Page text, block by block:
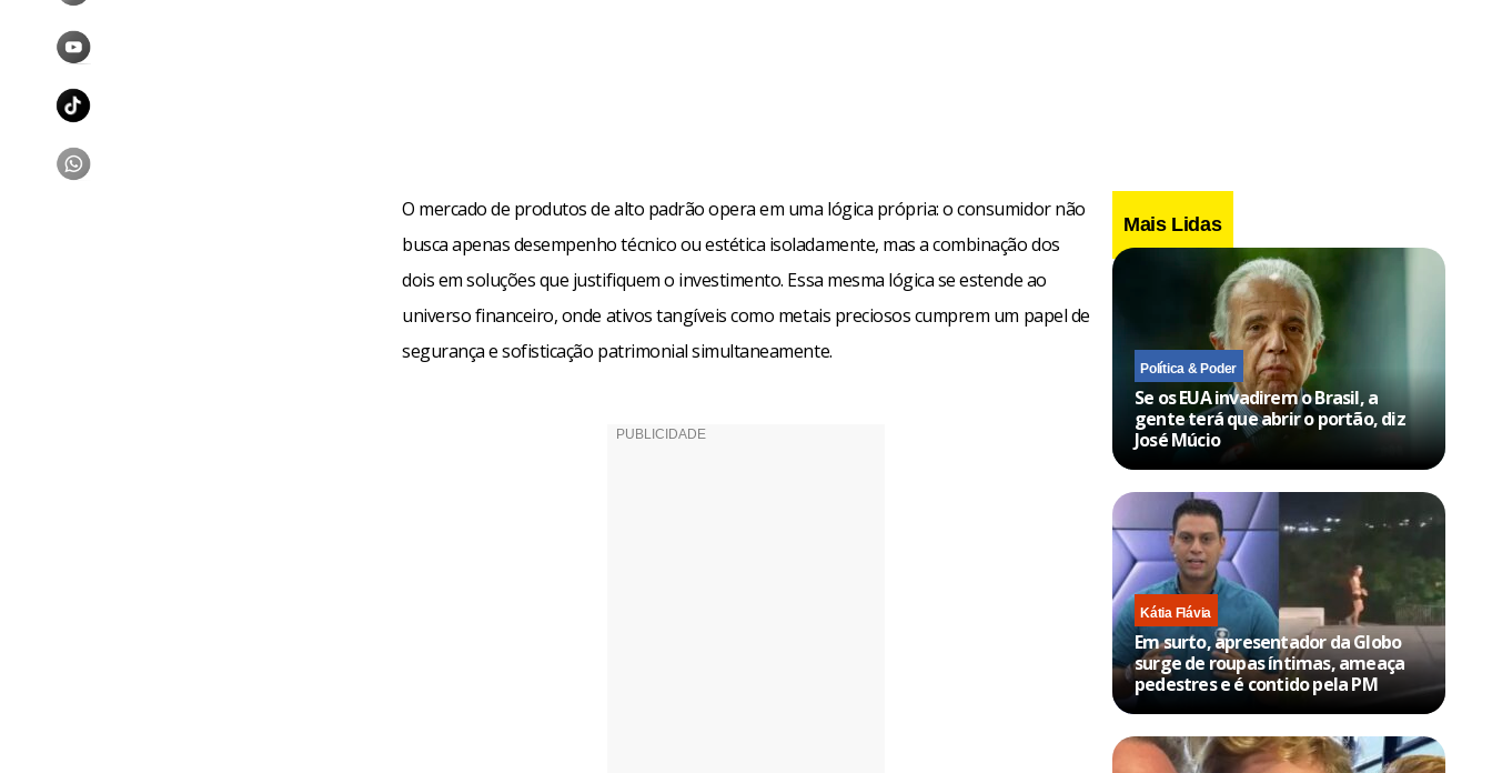
O mercado de produtos de alto padrão opera em uma lógica própria: o consumidor não
busca apenas desempenho técnico ou estética isoladamente, mas a combinação dos
dois em soluções que justifiquem o investimento. Essa mesma lógica se estende ao
universo financeiro, onde ativos tangíveis como metais preciosos cumprem um papel de
segurança e sofisticação patrimonial simultaneamente.
Mais Lidas
Política & Poder
Se os EUA invadirem o Brasil, a
gente terá que abrir o portão, diz
José Múcio
Kátia Flávia
Em surto, apresentador da Globo
surge de roupas íntimas, ameaça
pedestres e é contido pela PM